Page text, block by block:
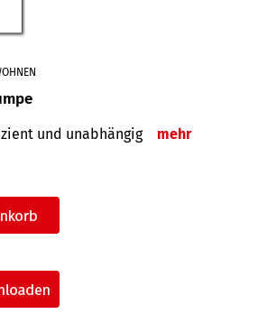
und unabhängig mehr